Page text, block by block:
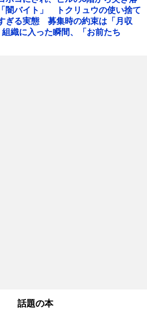
闇バイト」 トクリュウの使い捨て
ぎる実態 募集時の約束は「月収
織に入った瞬間、「お前たち
話題の本